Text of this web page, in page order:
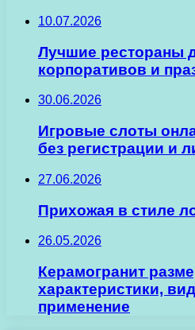
10.07.2026
Лучшие рестораны
корпоративов и
30.06.2026
Игровые слоты
без регистрации и
27.06.2026
Прихожая в стиле
26.05.2026
Керамогранит
характеристики,
применение